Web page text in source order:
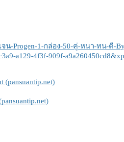
จน-Progen-1-กล่อง-50-คู่-หนา-ทน-ดี-
a129-4f3f-909f-